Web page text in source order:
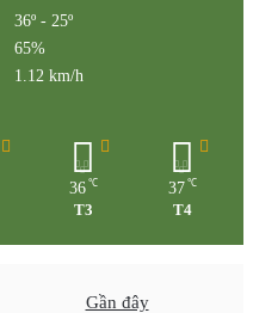
36º - 25º
65%
1.12 km/h
36 ℃
T3
37 ℃
T4
Gần đây